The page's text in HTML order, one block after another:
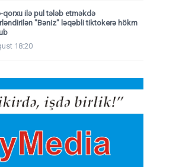
qorxu ilə pul tələb etməkdə
"Bəniz" ləqəbli tiktokerə hökm
18:20